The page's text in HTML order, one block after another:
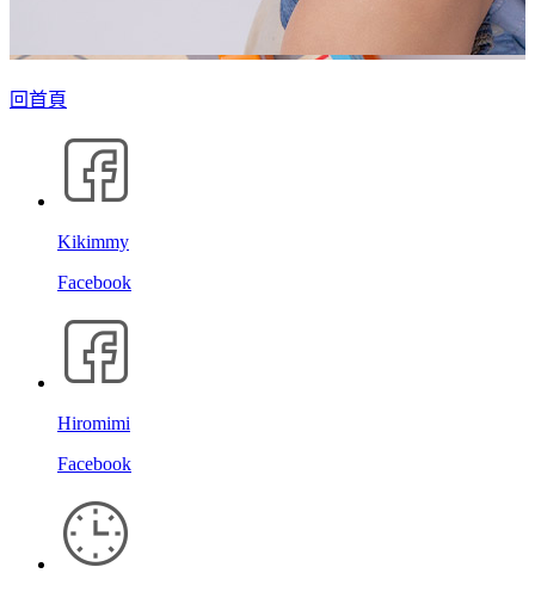
回首頁
Kikimmy
Facebook
Hiromimi
Facebook